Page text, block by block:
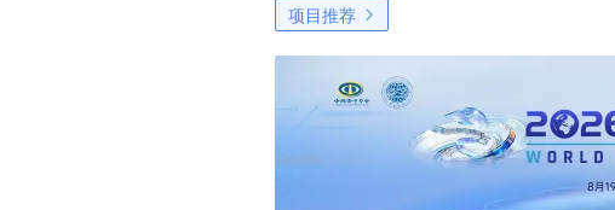
项目推荐